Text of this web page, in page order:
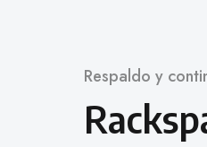
Category
Respaldo y